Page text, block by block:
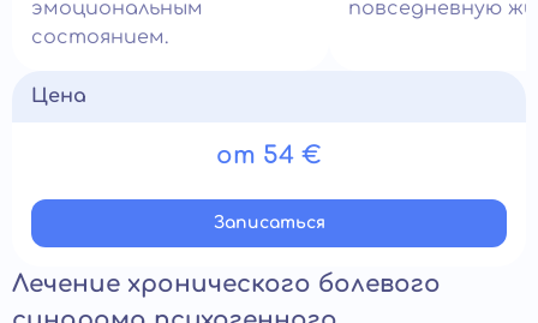
эмоциональным
состоянием.
повседневную
Цена
от 54 €
Записатьcя
Лечение хронического болевого